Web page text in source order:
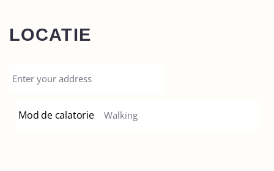
LOCATIE
Mod de calatorie